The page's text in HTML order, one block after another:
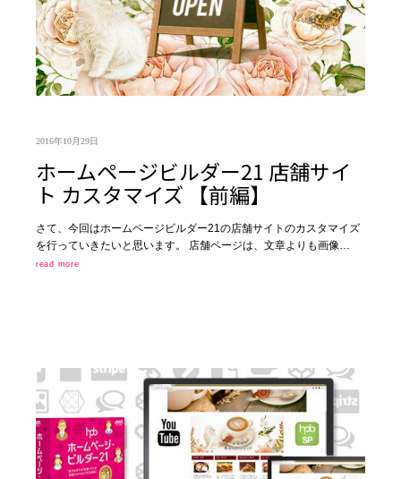
2016年10月29日
ホームページビルダー21 店舗サイ
ト カスタマイズ 【前編】
さて、今回はホームページビルダー21の店舗サイトのカスタマイズ
を行っていきたいと思います。 店舗ページは、文章よりも画像…
read more